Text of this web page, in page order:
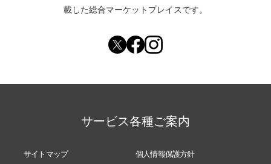
載した総合マーケットプレイスです。
サービス各種ご案内
サイトマップ 個人情報保護方針